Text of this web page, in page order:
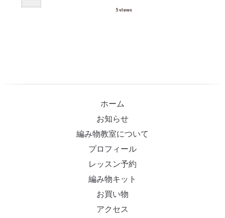
5 views
ホーム
お知らせ
編み物教室について
プロフィール
レッスン予約
編み物キット
お買い物
アクセス